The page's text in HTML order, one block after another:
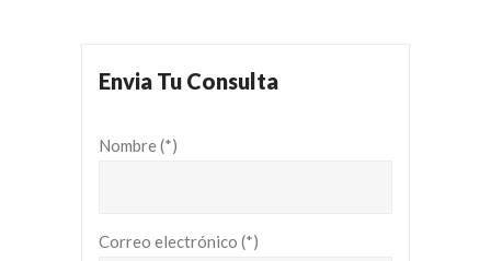
Envia Tu Consulta
Nombre (*)
Correo electrónico (*)